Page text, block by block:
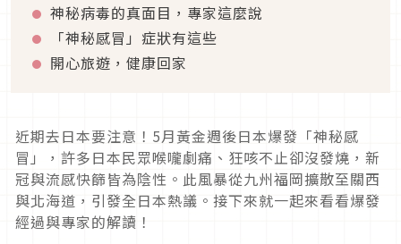
神秘病毒的真面目，專家這麼說
「神秘感冒」症狀有這些
開心旅遊，健康回家
近期去日本要注意！5月黃金週後日本爆發「神秘感
冒」，許多日本民眾喉嚨劇痛、狂咳不止卻沒發燒，新
冠與流感快篩皆為陰性。此風暴從九州福岡擴散至關西
與北海道，引發全日本熱議。接下來就一起來看看爆發
經過與專家的解讀！